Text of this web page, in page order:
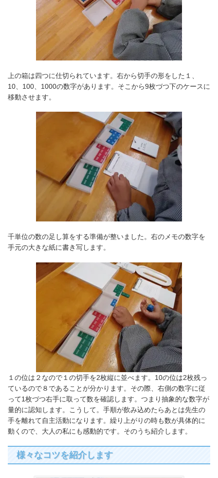
上の箱は四つに仕切られています。右から切手の形をした１、
10、100、1000の数字があります。そこから9枚づつ下のケースに
移動させます。
千単位の数の足し算をする準備が整いました。右のメモの数字を
手元の大きな紙に書き写します。
１の位は２なので１の切手を2枚縦に並べます。10の位は2枚残っ
ているので８であることが分かります。その際、右側の数字に従
って1枚づつ右手に取って数を確認します。つまり抽象的な数字が
量的に認知します。こうして。手順が飲み込めたらあとは先生の
手を離れて自主活動になります。繰り上がりの時も数が具体的に
動くので、大人の私にも感動的です。そのうち紹介します。
様々なコツを紹介します